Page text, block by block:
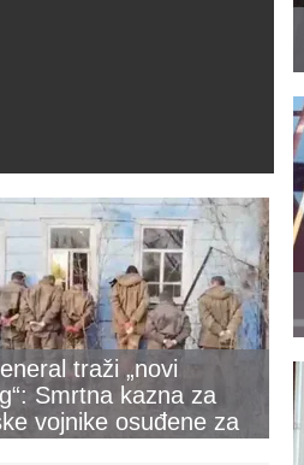
traži „novi
Smrtna kazna za
vojnike osuđene za